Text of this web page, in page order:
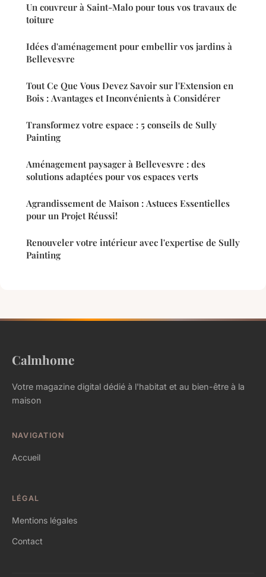
Un couvreur à Saint-Malo pour tous vos travaux de
toiture
Idées d'aménagement pour embellir vos jardins à
Bellevesvre
Tout Ce Que Vous Devez Savoir sur l'Extension en
Bois : Avantages et Inconvénients à Considérer
Transformez votre espace : 5 conseils de Sully
Painting
Aménagement paysager à Bellevesvre : des
solutions adaptées pour vos espaces verts
Agrandissement de Maison : Astuces Essentielles
pour un Projet Réussi!
Renouveler votre intérieur avec l'expertise de Sully
Painting
Calmhome
Votre magazine digital dédié à l'habitat et au bien-être à la
maison
NAVIGATION
Accueil
LÉGAL
Mentions légales
Contact